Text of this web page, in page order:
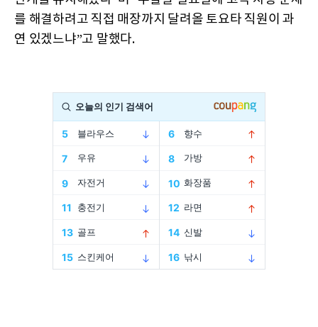
를 해결하려고 직접 매장까지 달려올 토요타 직원이 과
연 있겠느냐”고 말했다.